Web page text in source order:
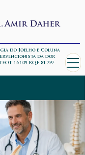
do Joelho e Coluna
da dor
16.109 RQE 81.297